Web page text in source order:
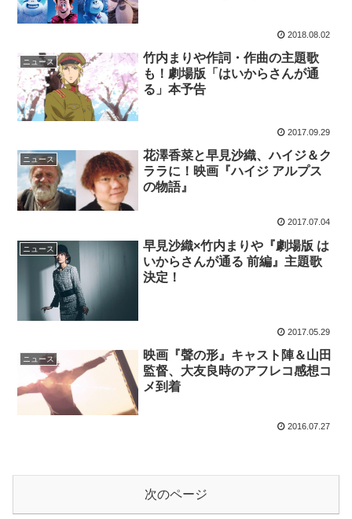
2018.08.02
ニュース
竹内まりや作詞・作曲の主題歌
も！劇場版「はいからさんが通
る」本予告
2017.09.29
ニュース
花澤香菜と早見沙織、ハイジ＆ク
ララに！映画『ハイジ アルプス
の物語』
2017.07.04
ニュース
早見沙織×竹内まりや『劇場版 は
いからさんが通る 前編』主題歌
決定！
2017.05.29
ニュース
映画『聲の形』キャスト陣＆山田
監督、大友良時のアフレコ感想コ
メ到着
2016.07.27
次のページ